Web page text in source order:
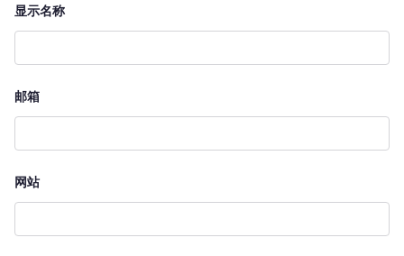
显示名称
邮箱
网站